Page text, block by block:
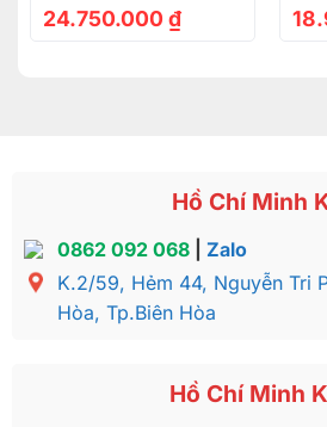
24.750.000 ₫
Hồ Chí Minh
0862 092 068| Zalo
K.2/59, Hẻm 44, Nguyễn Tri
Hòa, Tp.Biên Hòa
Hồ Chí Minh